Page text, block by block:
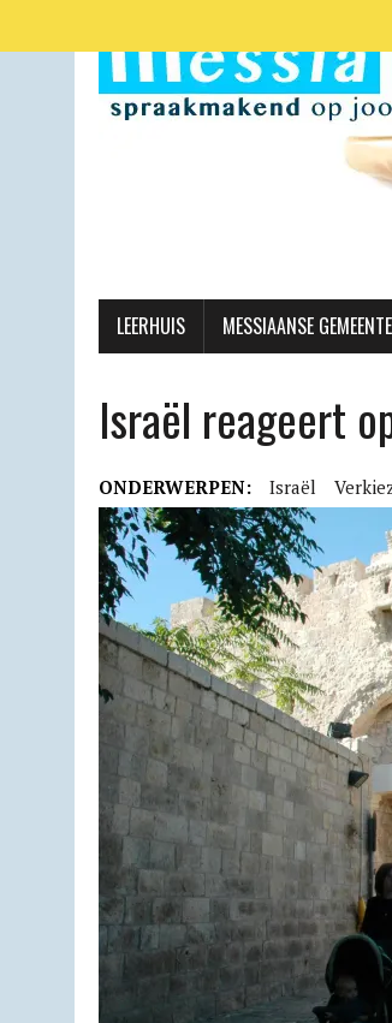
LEERHUIS MESSIAANSE GEMEENTE
Israël reageert
ONDERWERPEN: Israël